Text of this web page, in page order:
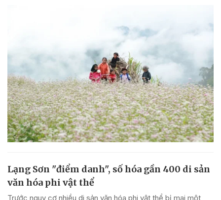
Lạng Sơn "điểm danh", số hóa gần 400 di sản
văn hóa phi vật thể
Trước nguy cơ nhiều di sản văn hóa phi vật thể bị mai một,